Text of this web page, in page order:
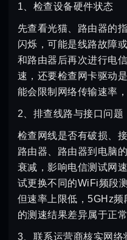
1、检查设备硬件状态
先查看光猫、路由器的
闪烁，可能是线路故障
和路由器后再次进行电
速，还要检查网卡驱动
能会限制网络传输速率
2、排查线路与接口问题
检查网线是否有破损、
路由器、路由器到电脑
衰减，影响电信测试网
试更换不同的WiFi频段
但速率上限低，5GHz
的测速结果差异属于正常
3、联系运营商核实网络